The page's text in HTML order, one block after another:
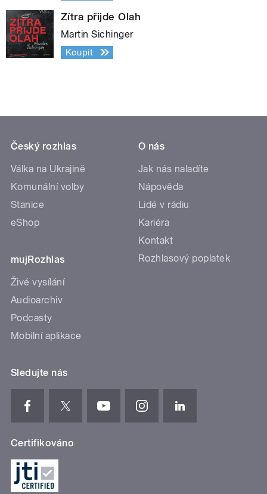
Zítra přijde Olah
Martin Sichinger
Koupit
Český rozhlas
Válka na Ukrajině
Komunální volby
Stanice
eShop
mujRozhlas
Živé vysílání
Audioarchiv
Podcasty
Mobilní aplikace
O nás
Jak nás naladíte
Nápověda
Lidé v rádiu
Kariéra
Kontakt
Rozhlasový poplatek
Sledujte nás
Certifikováno